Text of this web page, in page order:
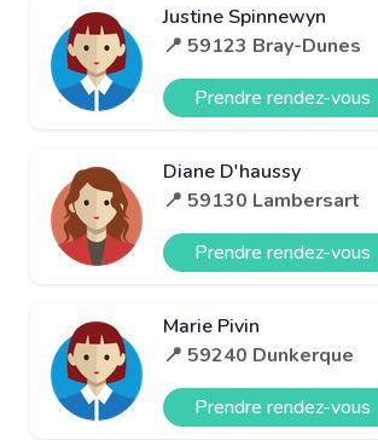
Justine Spinnewyn
📍 59123 Bray-Dunes
Prendre rendez-vous
Diane D'haussy
📍 59130 Lambersart
Prendre rendez-vous
Marie Pivin
📍 59240 Dunkerque
Prendre rendez-vous